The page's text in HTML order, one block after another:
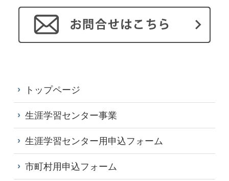
トップページ
生涯学習センター事業
生涯学習センター用申込フォーム
市町村用申込フォーム